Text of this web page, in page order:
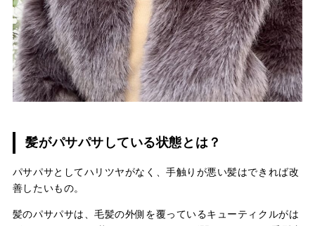
髪がパサパサしている状態とは？
パサパサとしてハリツヤがなく、手触りが悪い髪はできれば改
善したいもの。
髪のパサパサは、毛髪の外側を覆っているキューティクルがは